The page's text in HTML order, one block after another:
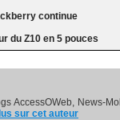
continue
du Z10 en 5 pouces
AccessOWeb, News-
sur cet auteur